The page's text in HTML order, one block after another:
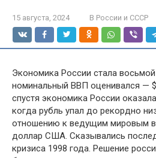
15 августа, 2024 В России и СССР
Экономика России стала
номинальный ВВП оценивался — $
спустя экономика России
когда рубль упал до рекордно
отношению к ведущим мировым
доллар США. Сказывались
кризиса 1998 года. Решение